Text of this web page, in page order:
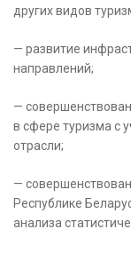
других видов
— развитие
направлений;
—
в сфере туризма с
отрасли;
—
Республике
анализа